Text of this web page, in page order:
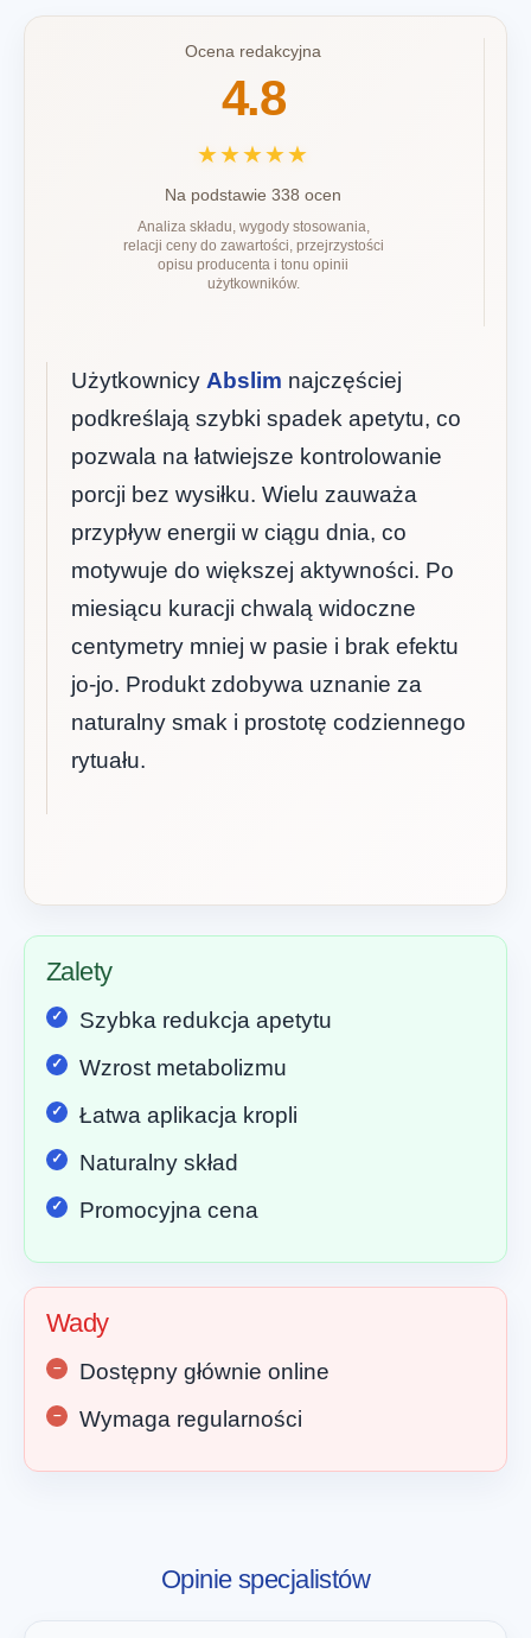
Ocena redakcyjna
4.8
★★★★★
Na podstawie 338 ocen
Analiza składu, wygody stosowania,
relacji ceny do zawartości, przejrzystości
opisu producenta i tonu opinii
użytkowników.
Użytkownicy Abslim najczęściej
podkreślają szybki spadek apetytu, co
pozwala na łatwiejsze kontrolowanie
porcji bez wysiłku. Wielu zauważa
przypływ energii w ciągu dnia, co
motywuje do większej aktywności. Po
miesiącu kuracji chwalą widoczne
centymetry mniej w pasie i brak efektu
jo-jo. Produkt zdobywa uznanie za
naturalny smak i prostotę codziennego
rytuału.
Zalety
Szybka redukcja apetytu
Wzrost metabolizmu
Łatwa aplikacja kropli
Naturalny skład
Promocyjna cena
Wady
Dostępny głównie online
Wymaga regularności
Opinie specjalistów